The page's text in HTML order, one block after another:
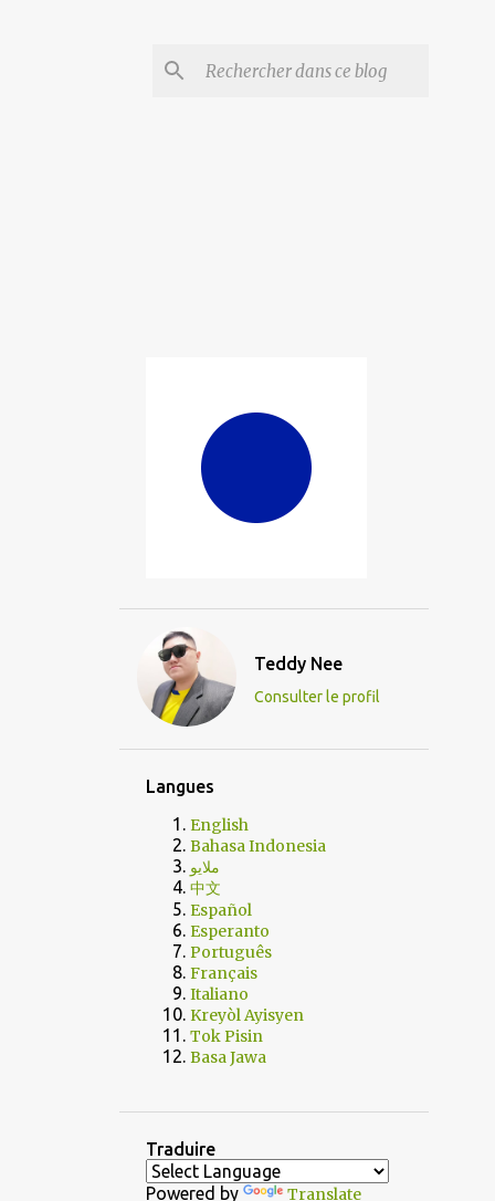
Teddy Nee
Consulter le profil
Langues
English
Bahasa Indonesia
ملايو
中文
Español
Esperanto
Português
Français
Italiano
Kreyòl Ayisyen
Tok Pisin
Basa Jawa
Traduire
Powered by Translate